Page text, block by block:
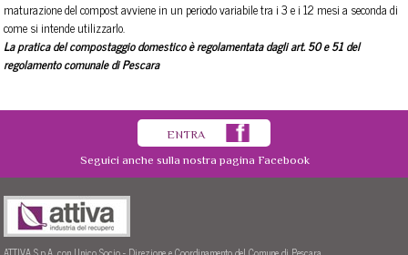
maturazione del compost avviene in un periodo variabile tra i 3 e i 12 mesi a seconda di
come si intende utilizzarlo.
La pratica del compostaggio domestico è regolamentata dagli art. 50 e 51 del
regolamento comunale di Pescara
ENTRA
Seguici anche sulla nostra pagina Facebook